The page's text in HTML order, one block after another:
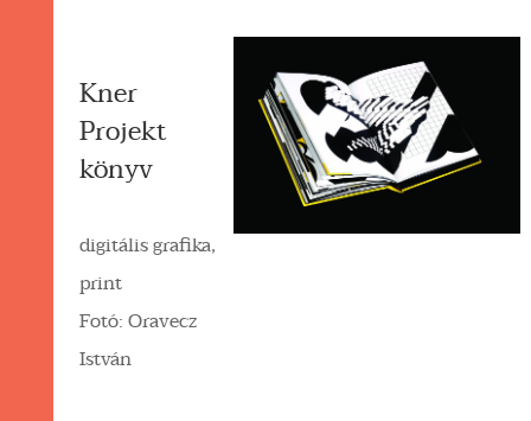
Kner
Projekt
könyv
digitális grafika,
print
Fotó: Oravecz
István